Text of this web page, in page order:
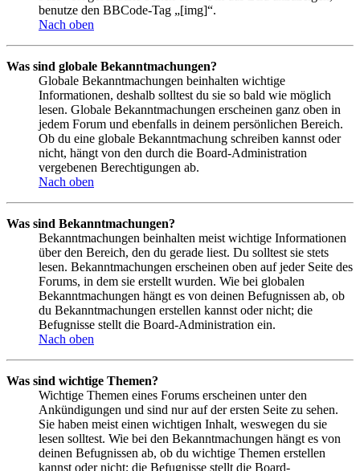
benutze den BBCode-Tag „[img]“.
Nach oben
Was sind globale Bekanntmachungen?
Globale Bekanntmachungen beinhalten wichtige
Informationen, deshalb solltest du sie so bald wie möglich
lesen. Globale Bekanntmachungen erscheinen ganz oben in
jedem Forum und ebenfalls in deinem persönlichen Bereich.
Ob du eine globale Bekanntmachung schreiben kannst oder
nicht, hängt von den durch die Board-Administration
vergebenen Berechtigungen ab.
Nach oben
Was sind Bekanntmachungen?
Bekanntmachungen beinhalten meist wichtige Informationen
über den Bereich, den du gerade liest. Du solltest sie stets
lesen. Bekanntmachungen erscheinen oben auf jeder Seite des
Forums, in dem sie erstellt wurden. Wie bei globalen
Bekanntmachungen hängt es von deinen Befugnissen ab, ob
du Bekanntmachungen erstellen kannst oder nicht; die
Befugnisse stellt die Board-Administration ein.
Nach oben
Was sind wichtige Themen?
Wichtige Themen eines Forums erscheinen unter den
Ankündigungen und sind nur auf der ersten Seite zu sehen.
Sie haben meist einen wichtigen Inhalt, weswegen du sie
lesen solltest. Wie bei den Bekanntmachungen hängt es von
deinen Befugnissen ab, ob du wichtige Themen erstellen
kannst oder nicht; die Befugnisse stellt die Board-